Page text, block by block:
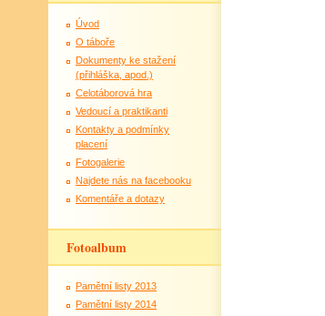
Úvod
O táboře
Dokumenty ke stažení
(přihláška, apod.)
Celotáborová hra
Vedoucí a praktikanti
Kontakty a podmínky
placení
Fotogalerie
Najdete nás na facebooku
Komentáře a dotazy
Fotoalbum
Pamětní listy 2013
Pamětní listy 2014